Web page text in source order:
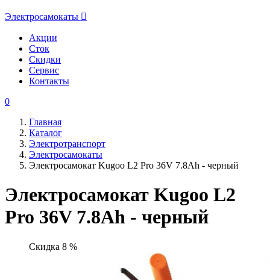
Электросамокаты
Акции
Сток
Скидки
Сервис
Контакты
0
Главная
Каталог
Электротранспорт
Электросамокаты
Электросамокат Kugoo L2 Pro 36V 7.8Ah - черный
Электросамокат Kugoo L2
Pro 36V 7.8Ah - черный
Скидка 8 %